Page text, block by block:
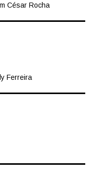
César Rocha
Ferreira